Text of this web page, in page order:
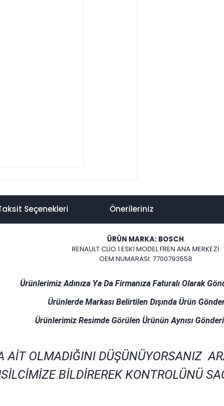
Seçenekleri Önerileriniz
ÜRÜN MARKA: BOSCH
RENAULT CLİO 1 ESKİ MODEL FREN ANA MERKEZİ
OEM NUMARASI: 7700793558
Ürünlerimiz Adınıza Ya Da Firmanıza Faturalı Olarak
Ürünlerde Markası Belirtilen Dışında Ürün
Ürünlerimiz Resimde Görülen Ürünün Aynısı
AİT OLMADIĞINI DÜŞÜNÜYORSANIZ
BİLDİREREK KONTROLÜNÜ